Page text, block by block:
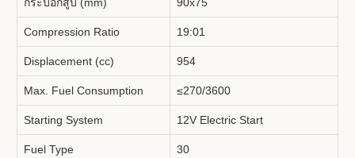
Compression Ratio 19:01
Displacement (cc) 954
Max. Fuel Consumption ≤270/3600
Starting System 12V Electric Start
Fuel Type 30